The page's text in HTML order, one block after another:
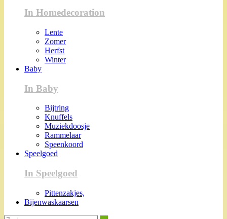
In Homedecoration
Lente
Zomer
Herfst
Winter
Baby
In Baby
Bijtring
Knuffels
Muziekdoosje
Rammelaar
Speenkoord
Speelgoed
In Speelgoed
Pittenzakjes,
Bijenwaskaarsen